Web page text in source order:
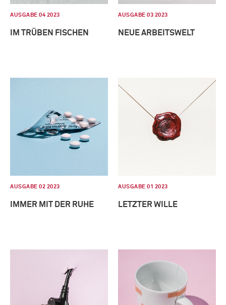
AUSGABE 04 2023
IM TRÜBEN FISCHEN
AUSGABE 03 2023
NEUE ARBEITSWELT
AUSGABE 02 2023
IMMER MIT DER RUHE
AUSGABE 01 2023
LETZTER WILLE